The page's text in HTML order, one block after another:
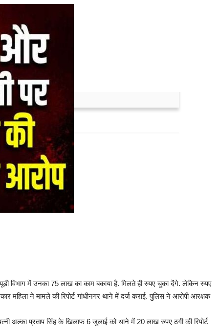
विभाग में उनका 75 लाख का काम बकाया है. मिलते ही रुपए चुका देंगे. लेकिन रुपए
ने मामले की रिपोर्ट गांधीनगर थाने में दर्ज कराई. पुलिस ने आरोपी आरक्षक
अल्का प्रताप सिंह के खिलाफ 6 जुलाई को थाने में 20 लाख रुपए ठगी की रिपोर्ट